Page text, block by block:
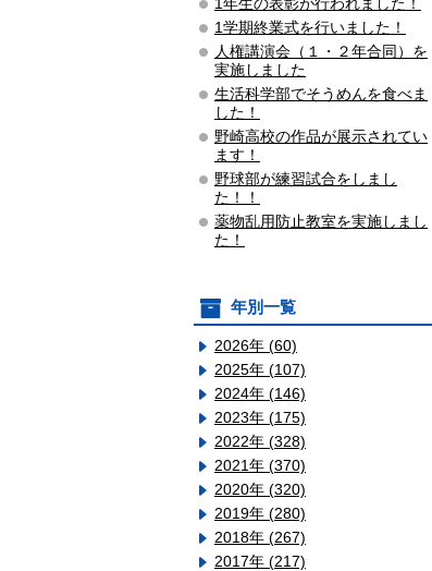
1年生の表彰が行われました！
1学期終業式を行いました！
人権講演会（１・２年合同）を
実施しました
生活科学部でそうめんを食べま
した！
野崎高校の作品が展示されてい
ます！
野球部が練習試合をしまし
た！！
薬物乱用防止教室を実施しまし
た！
年別一覧
2026年 (60)
2025年 (107)
2024年 (146)
2023年 (175)
2022年 (328)
2021年 (370)
2020年 (320)
2019年 (280)
2018年 (267)
2017年 (217)